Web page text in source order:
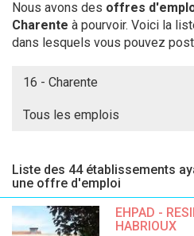
Nous avons des offres
Charente à pourvoir. Voici la
dans lesquels vous pouvez
Liste des 44 établissements
une offre d'emploi
EHPAD -
HABRIOUX